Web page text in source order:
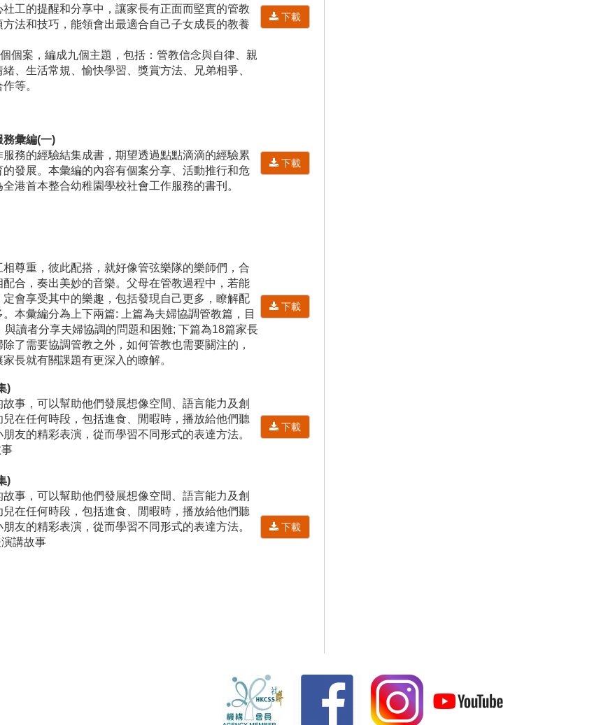
工的提醒和分享中，讓家長有正面而堅實的管教
法和技巧，能領會出最適合自己子女成長的教養
個案，編成九個主題，包括：管教信念與自律、親
、生活常規、愉快學習、獎賞方法、兄弟相爭、
等。
下載
務彙編(一)
務的經驗結集成書，期望透過點點滴滴的經驗累
發展。本彙編的內容有個案分享、活動推行和危
港首本整合幼稚園學校社會工作服務的書刊。
下載
尊重，彼此配搭，就好像管弦樂隊的樂師們，合
合，奏出美妙的音樂。父母在管教過程中，若能
會享受其中的樂趣，包括發現自己更多，瞭解配
本彙編分為上下兩篇: 上篇為夫婦協調管教篇，目
與讀者分享夫婦協調的問題和困難; 下篇為18篇家長
了需要協調管教之外，如何管教也需要關注的，
長就有關課題有更深入的瞭解。
下載
)
事，可以幫助他們發展想像空間、語言能力及創
在任何時段，包括進食、閒暇時，播放給他們聽
友的精彩表演，從而學習不同形式的表達方法。
下載
)
事，可以幫助他們發展想像空間、語言能力及創
在任何時段，包括進食、閒暇時，播放給他們聽
友的精彩表演，從而學習不同形式的表達方法。
講故事
下載